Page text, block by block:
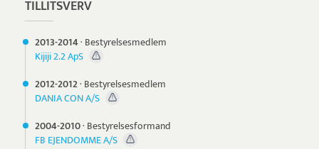
TILLITSVERV
2013-2014· Bestyrelsesmedlem
Kijiji 2.2 ApS
2012-2012· Bestyrelsesmedlem
DANIA CON A/S
2004-2010· Bestyrelsesformand
FB EJENDOMME A/S